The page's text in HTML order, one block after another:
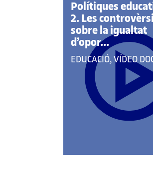
Polítiques
2. Les
sobre la igualtat
d’opor...
QUE
PERTANY
CATEGORIES:
EDUCACIÓ, VÍDEO